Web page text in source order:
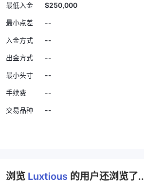
最低入金 $250,000
最小点差 --
入金方式 --
出金方式 --
最小头寸 --
手续费 --
交易品种 --
浏览 Luxtious 的用户还浏览了..